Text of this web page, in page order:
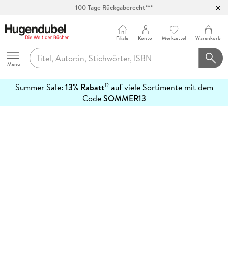
100 Tage Rückgaberecht***
Hugendubel
Menu
Filiale Konto Merkzettel Warenkorb
Summer Sale: 13% Rabatt12auf viele Sortimente mit dem
CodeSOMMER13
erfahren